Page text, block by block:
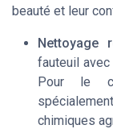
beauté et leur
Nettoyage
fauteuil
Pour le
chimiques